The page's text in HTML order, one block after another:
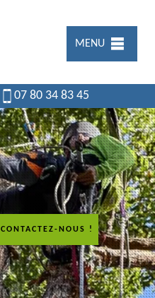
MENU
07 80 34 83 45
CONTACTEZ-NOUS !